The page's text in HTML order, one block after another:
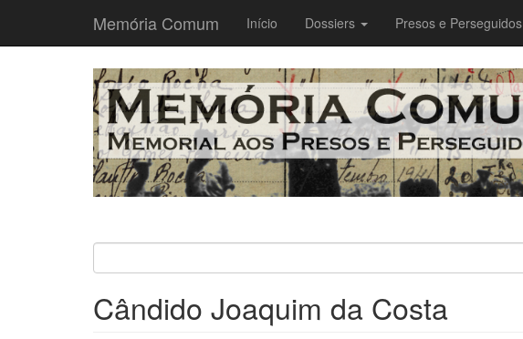
Memória Comum
Main
navigation
Início Dossiers Presos e Perseguidos
Cândido Joaquim da Costa